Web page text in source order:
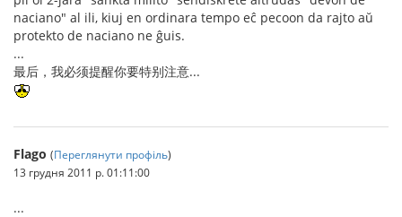
naciano" al ili, kiuj en ordinara tempo eĉ pecoon da rajto aŭ
protekto de naciano ne ĝuis.
...
最后，我必须提醒你要特别注意...
Flago (Переглянути профіль)
13 грудня 2011 р. 01:11:00
...